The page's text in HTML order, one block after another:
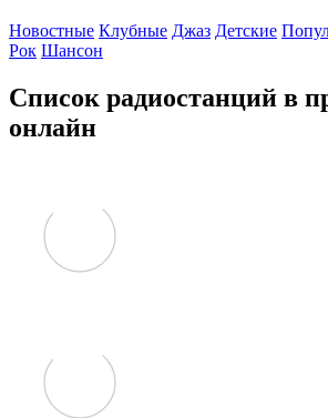
Новостные Клубные Джаз Детские
Рок Шансон
Список радиостанций в
онлайн